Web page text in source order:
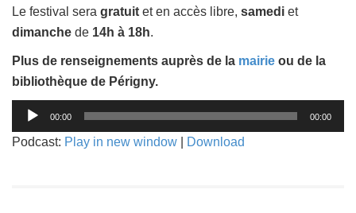
Le festival sera gratuit et en accès libre, samedi et
dimanche de 14h à 18h.
Plus de renseignements auprès de la mairie ou de la
bibliothèque de Périgny.
Lecteur
audio
00:00 00:00
Podcast: Play in new window Download